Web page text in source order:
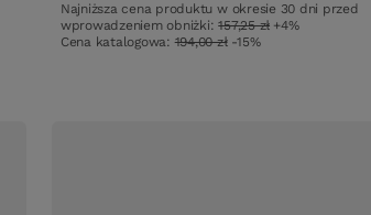
Najniższa cena produktu w okresie 30 dni przed
wprowadzeniem obniżki:157,25 zł +4%
Cena katalogowa:194,00 zł -15%